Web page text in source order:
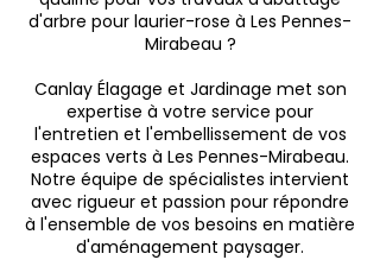
d'arbre pour laurier-rose à Les Pennes-
Mirabeau ?
Canlay Élagage et Jardinage met son
expertise à votre service pour
l'entretien et l'embellissement de vos
espaces verts à Les Pennes-Mirabeau.
Notre équipe de spécialistes intervient
avec rigueur et passion pour répondre
à l'ensemble de vos besoins en matière
d'aménagement paysager.